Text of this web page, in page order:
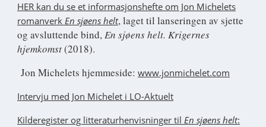
HER kan du se et informasjonshefte om Jon Michelets
romanverk En sjøens helt, laget til lanseringen av sjette
og avsluttende bind,En sjøens helt. Krigernes
hjemkomst(2018).
Jon Michelets hjemmeside: www.jonmichelet.com
Intervju med Jon Michelet i LO-Aktuelt
Kilderegister og litteraturhenvisninger til En sjøens helt: